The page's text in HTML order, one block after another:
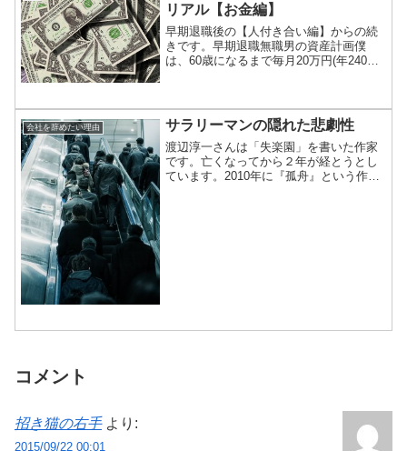
リアル【お金編】
早期退職後の【人付き合い編】からの続
きです。早期退職無職男の資産計画僕
は、60歳になるまで毎月20万円(年240万
えてきました」今...
会社を辞めたい理由 サラリーマンの隠れた悲劇性
渡辺淳一さんは「失楽園」を書いた作家
です。亡くなってから２年が経とうとし
ています。2010年に『孤舟』という作品
コメント
招き猫の右手 より:
2015/09/22 00:01